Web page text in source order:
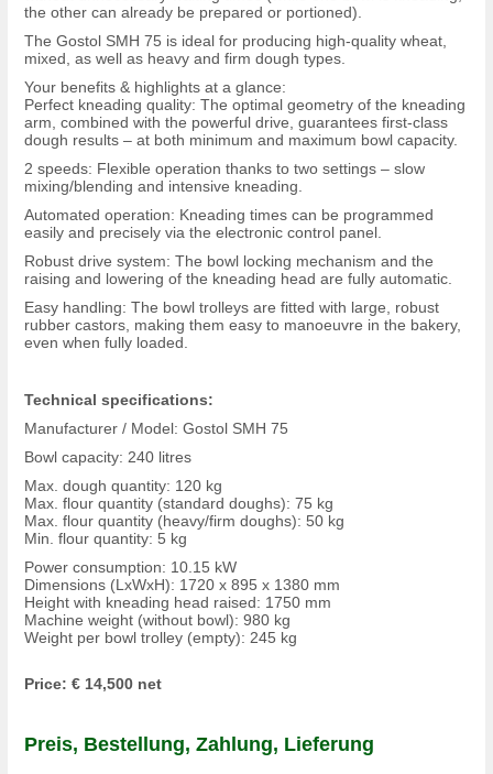
the other can already be prepared or portioned).
The Gostol SMH 75 is ideal for producing high-quality wheat,
mixed, as well as heavy and firm dough types.
Your benefits & highlights at a glance:
Perfect kneading quality: The optimal geometry of the kneading
arm, combined with the powerful drive, guarantees first-class
dough results – at both minimum and maximum bowl capacity.
2 speeds: Flexible operation thanks to two settings – slow
mixing/blending and intensive kneading.
Automated operation: Kneading times can be programmed
easily and precisely via the electronic control panel.
Robust drive system: The bowl locking mechanism and the
raising and lowering of the kneading head are fully automatic.
Easy handling: The bowl trolleys are fitted with large, robust
rubber castors, making them easy to manoeuvre in the bakery,
even when fully loaded.
Technical specifications:
Manufacturer / Model: Gostol SMH 75
Bowl capacity: 240 litres
Max. dough quantity: 120 kg
Max. flour quantity (standard doughs): 75 kg
Max. flour quantity (heavy/firm doughs): 50 kg
Min. flour quantity: 5 kg
Power consumption: 10.15 kW
Dimensions (LxWxH): 1720 x 895 x 1380 mm
Height with kneading head raised: 1750 mm
Machine weight (without bowl): 980 kg
Weight per bowl trolley (empty): 245 kg
Price: € 14,500 net
Preis, Bestellung, Zahlung, Lieferung